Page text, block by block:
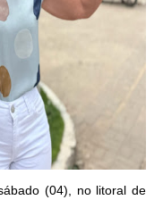
(04), no litoral de